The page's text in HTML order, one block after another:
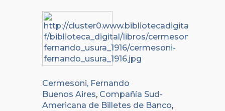
Cermesoni, Fernando
Buenos Aires, Compañía Sud-
Americana de Billetes de Banco,